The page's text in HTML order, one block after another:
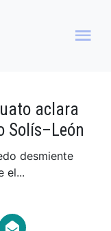
aclara
Solís–León
desmiente
el...